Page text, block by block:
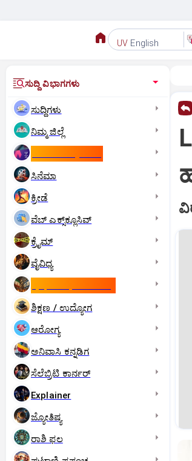
UV English
ಸುದ್ದಿ ವಿಭಾಗಗಳು
ಸುದ್ದಿಗಳು
ನಿಮ್ಮ ಜಿಲ್ಲೆ
ಸಿನೆಮಾ
ಕ್ರೀಡೆ
ವೆಬ್ ಎಕ್ಸ್‌ಕ್ಲೂಸಿವ್
ಕ್ರೈಮ್
ವೈವಿಧ್ಯ
ಶಿಕ್ಷಣ / ಉದ್ಯೋಗ
ಆರೋಗ್ಯ
ಅನಿವಾಸಿ ಕನ್ನಡಿಗ
ಸೆಲೆಬ್ರಿಟಿ ಕಾರ್ನರ್‌
Explainer
ಜ್ಯೋತಿಷ್ಯ
ರಾಶಿ ಫಲ